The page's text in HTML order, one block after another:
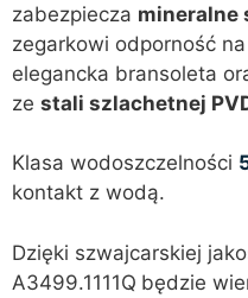
zabezpiecza mineralne
zegarkowi odporność
elegancka bransoleta
ze stali szlachetnej
Klasa wodoszczelności
kontakt z wodą.
Dzięki szwajcarskiej
A3499.1111Q będzie